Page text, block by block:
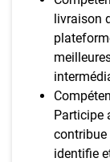
livraison
Participe
contribue
identifie